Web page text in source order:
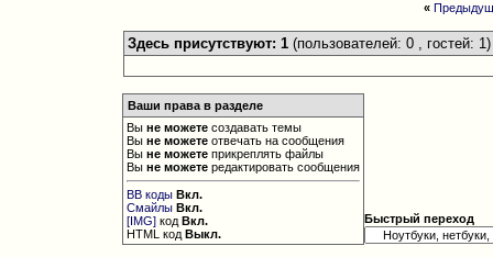
«
Здесь присутствуют: 1 (пользователей: 0 , гостей: 1)
Ваши права в разделе
Выне можете создавать темы
Выне можете отвечать на сообщения
Выне можете прикреплять файлы
Выне можете редактировать сообщения
BB коды Вкл.
Смайлы Вкл.
[IMG] кодВкл.
HTML кодВыкл.
Быстрый переход